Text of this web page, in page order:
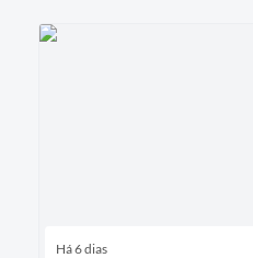
Há 6 dias